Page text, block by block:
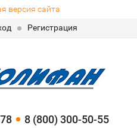
версия сайта
Регистрация
8 (800) 300-50-55